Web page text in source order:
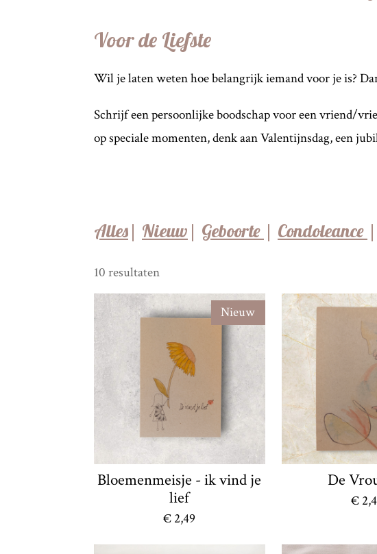
Voor de Liefste
Wil je laten weten hoe belangrijk iemand voor je is?
Schrijf een persoonlijke boodschap voor een vriend/
op speciale momenten, denk aan Valentijnsdag, een
Alles| Nieuw | Geboorte | Condoleance |
10 resultaten
Nieuw
Bloemenmeisje - ik vind je
lief
€ 2,49
De
€